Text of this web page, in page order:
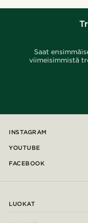
Saat
viimeisimmistä
INSTAGRAM
YOUTUBE
FACEBOOK
LUOKAT